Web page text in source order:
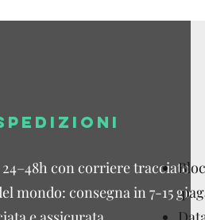
con corriere tracciato.
mondo: consegna in 7-15